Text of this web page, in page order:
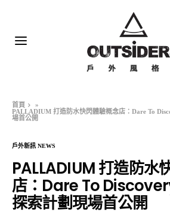
首頁
»
PALLADIUM 打造防水快閃體驗概念店：Dare To
場首公開
戶外新訊 NEWS
PALLADIUM 打造防水
店：Dare To
探索計劃現場首公開